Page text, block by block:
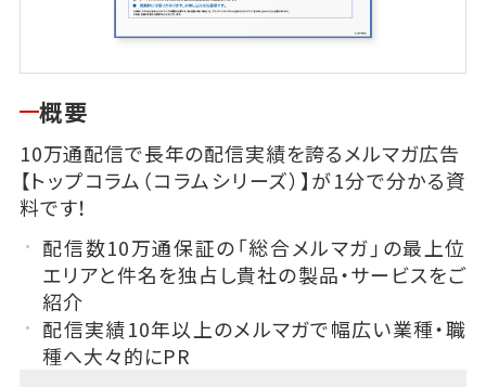
概要
10万通配信で長年の配信実績を誇るメルマガ広告
【トップコラム（コラムシリーズ）】が1分で分かる資
料です！
配信数10万通保証の「総合メルマガ」の最上位
エリアと件名を独占し貴社の製品・サービスをご
紹介
配信実績10年以上のメルマガで幅広い業種・職
種へ大々的にPR